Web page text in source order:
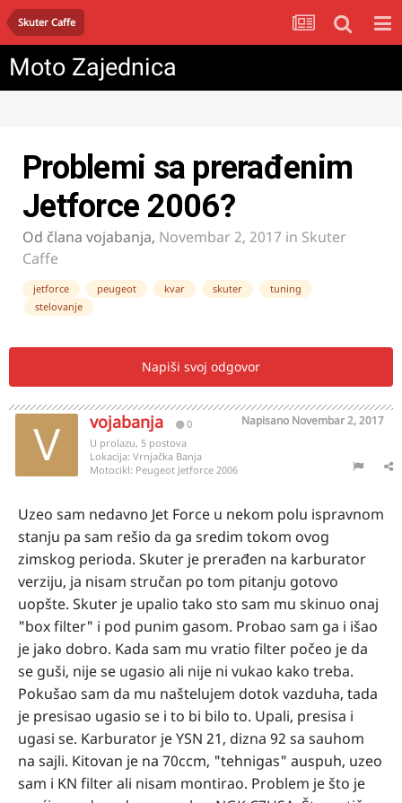
Skuter Caffe
Moto Zajednica
Problemi sa prerađenim
Jetforce 2006?
Od člana vojabanja, Novembar 2, 2017 in Skuter
Caffe
jetforce peugeot kvar skuter
tuning
stelovanje
Napiši svoj odgovor
vojabanja 0 Napisano Novembar 2, 2017
U prolazu, 5 postova
Lokacija: Vrnjačka Banja
Motocikl: Peugeot Jetforce 2006
Uzeo sam nedavno Jet Force u nekom polu ispravnom
stanju pa sam rešio da ga sredim tokom ovog
zimskog perioda. Skuter je prerađen na karburator
verziju, ja nisam stručan po tom pitanju gotovo
uopšte. Skuter je upalio tako sto sam mu skinuo onaj
"box filter" i pod punim gasom. Probao sam ga i išao
je jako dobro. Kada sam mu vratio filter počeo je da
se guši, nije se ugasio ali nije ni vukao kako treba.
Pokušao sam da mu naštelujem dotok vazduha, tada
je presisao ugasio se i to bi bilo to. Upali, presisa i
ugasi se. Karburator je YSN 21, dizna 92 sa sauhom
na sajli. Kitovan je na 70ccm, "tehnigas" auspuh, uzeo
sam i KN filter ali nisam montirao. Problem je što je